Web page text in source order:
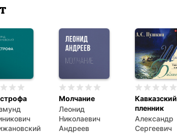
Молчание
Леонид
Николаевич
Андреев
Кавказский
пленник
Александр
Сергеевич